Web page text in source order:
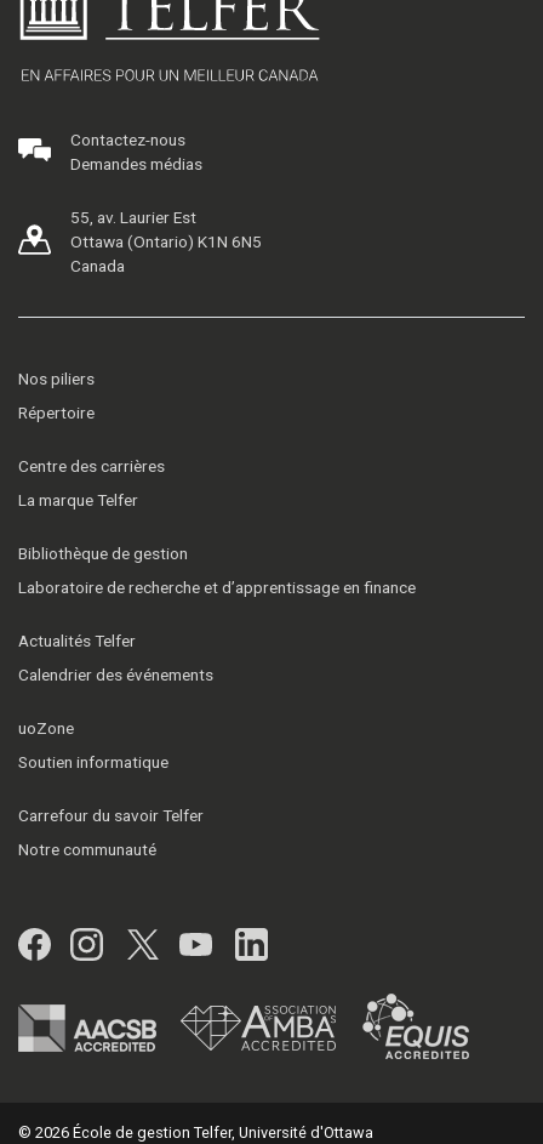
Contactez-nous
Demandes médias
55, av. Laurier Est
Ottawa (Ontario) K1N 6N5
Canada
Nos piliers
Répertoire
Centre des carrières
La marque Telfer
Bibliothèque de gestion
Laboratoire de recherche et d’apprentissage en finance
Actualités Telfer
Calendrier des événements
uoZone
Soutien informatique
Carrefour du savoir Telfer
Notre communauté
Facebook
Instagram
Twitter
YouTubeLinkedIn
© 2026 École de gestion Telfer, Université d'Ottawa